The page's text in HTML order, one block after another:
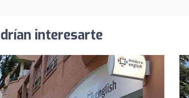
interesarte